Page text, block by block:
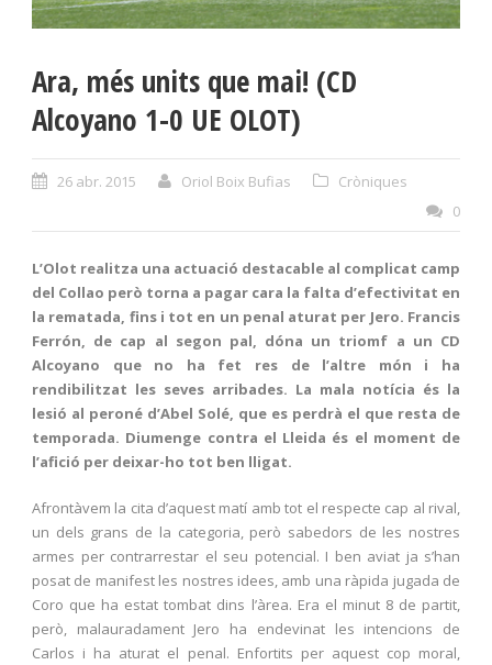
Ara, més units que mai! (CD
Alcoyano 1-0 UE OLOT)
26 abr. 2015 Oriol Boix Bufias
Cròniques
0
L’Olot realitza una actuació destacable al complicat camp
del Collao però torna a pagar cara la falta d’efectivitat en
la rematada, fins i tot en un penal aturat per Jero. Francis
Ferrón, de cap al segon pal, dóna un triomf a un CD
Alcoyano que no ha fet res de l’altre món i ha
rendibilitzat les seves arribades. La mala notícia és la
lesió al peroné d’Abel Solé, que es perdrà el que resta de
temporada. Diumenge contra el Lleida és el moment de
l’afició per deixar-ho tot ben lligat.
Afrontàvem la cita d’aquest matí amb tot el respecte cap al rival,
un dels grans de la categoria, però sabedors de les nostres
armes per contrarrestar el seu potencial. I ben aviat ja s’han
posat de manifest les nostres idees, amb una ràpida jugada de
Coro que ha estat tombat dins l’àrea. Era el minut 8 de partit,
però, malauradament Jero ha endevinat les intencions de
Carlos i ha aturat el penal. Enfortits per aquest cop moral,